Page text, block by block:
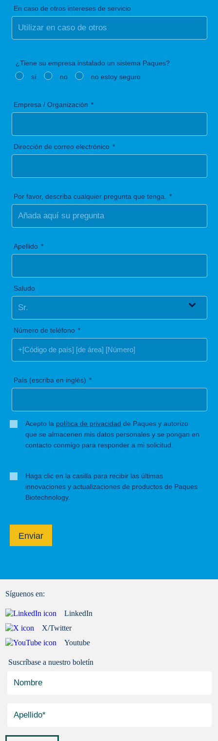
En caso de otros intereses de servicio
¿Tiene su empresa instalado un sistema Paques?
sí
no no estoy seguro
Empresa / Organización
Dirección de correo electrónico
Por favor, describa cualquier pregunta que tenga.
Apellido
Saludo
Número de teléfono
País (escriba en inglés)
Acepto la política de privacidad de Paques y autorizo
que se almacenen mis datos personales y se pongan en
contacto conmigo para responder a mi solicitud.
Haga clic en la casilla para recibir las últimas
innovaciones y actualizaciones de productos de Paques
Biotechnology.
Enviar
Suscríbase a nuestro boletín
Síguenos en:
LinkedIn
X/Twitter
Youtube